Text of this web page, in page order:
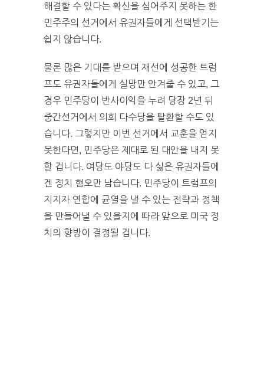
해결할 수 있다는 확신을 심어주지 못하는 한
민주주의 선거에서 유권자들에게 선택받기는
쉽지 않습니다.
물론 많은 기대를 받으며 재선에 성공한 트럼
프도 유권자들에게 실망만 안겨줄 수 있고, 그
경우 민주당이 반사이익을 누려 당장 2년 뒤
중간선거에서 의회 다수당을 탈환할 수도 있
습니다. 그렇지만 이번 선거에서 교훈을 얻지
못한다면, 민주당은 제대로 된 대안을 내지 못
할 겁니다. 여당도 야당도 다 싫은 유권자들에
겐 정치 혐오만 남습니다. 민주당이 트럼프의
지지자 연합에 균열을 낼 수 있는 전략과 정책
을 만들어낼 수 있을지에 따라 앞으로 미국 정
치의 향방이 결정될 겁니다.